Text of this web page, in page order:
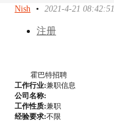
注册
Nish • 2021-4-21 08:42:51
霍巴特招聘
工作行业:兼职信息
公司名称:
工作性质:兼职
经验要求:不限